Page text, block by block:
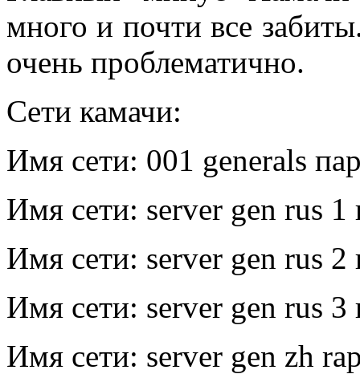
много и почти все
очень проблематично.
Сети камачи:
Имя сети: 001 generals
Имя сети: server gen rus 1
Имя сети: server gen rus 2
Имя сети: server gen rus 3
Имя сети: server gen zh